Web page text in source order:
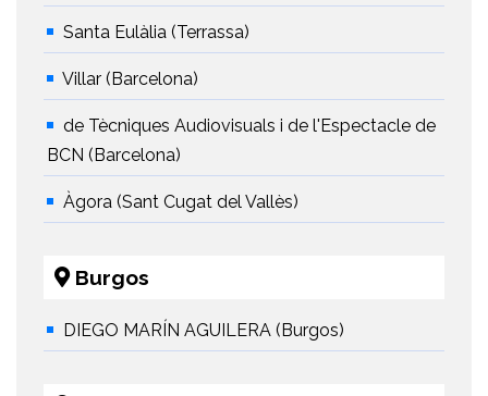
Santa Eulàlia (Terrassa)
Villar (Barcelona)
de Tècniques Audiovisuals i de l'Espectacle de
BCN (Barcelona)
Àgora (Sant Cugat del Vallès)
Burgos
DIEGO MARÍN AGUILERA (Burgos)